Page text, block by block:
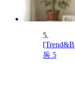
5.
동 5